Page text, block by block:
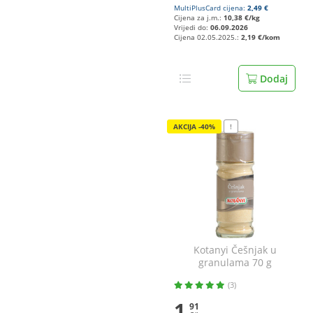
MultiPlusCard cijena: 2,49 €
Cijena za j.m.: 10,38 €/kg
Vrijedi do: 06.09.2026
Cijena 02.05.2025.: 2,19 €/kom
Dodaj
AKCIJA -40% !
Kotanyi Češnjak u
granulama 70 g
(3)
91